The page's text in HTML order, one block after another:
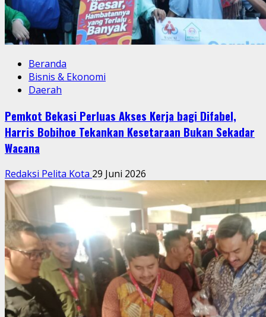
Beranda
Bisnis & Ekonomi
Daerah
Pemkot Bekasi Perluas Akses Kerja bagi Difabel,
Harris Bobihoe Tekankan Kesetaraan Bukan Sekadar
Wacana
Redaksi Pelita Kota 29 Juni 2026